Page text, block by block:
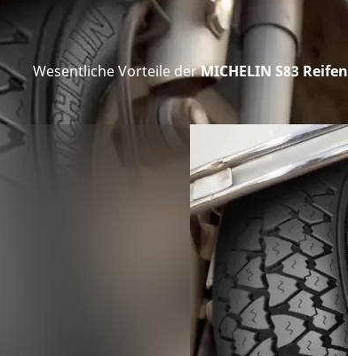
Wesentliche Vorteile derMICHELIN S83 Reifen